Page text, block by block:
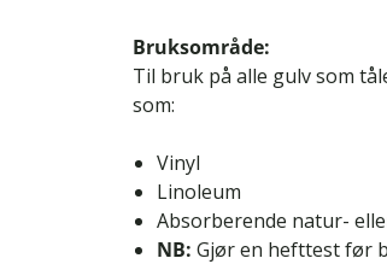
Bruksområde:
Til bruk på alle gulv som
som:
Vinyl
Linoleum
Absorberende natur-
NB: Gjør en hefttest før